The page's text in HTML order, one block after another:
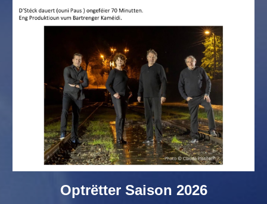
Optrëtter Saison 2026